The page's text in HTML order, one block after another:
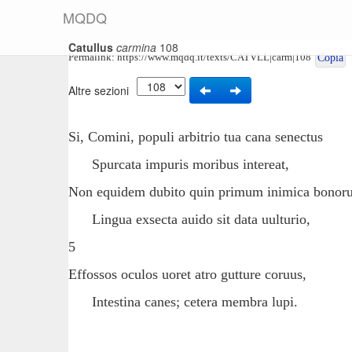
MQDQ
Catullus carmina 108
Permalink: https://www.mqdq.it/texts/CATVLL|carm|108 Copia
Altre sezioni
Si, Comini, populi arbitrio tua cana senectus
Spurcata impuris moribus intereat,
Non equidem dubito quin primum inimica
Lingua exsecta auido sit data uulturio,
5
Effossos oculos uoret atro gutture coruus,
Intestina canes; cetera membra lupi.